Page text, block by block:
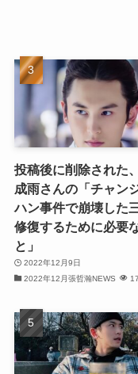
投稿後に削除された
成雨さんの「チャン
ハン事件で崩壊した
修復するために必要
と」
2022年12月9日
2022年12月張哲瀚NEWS